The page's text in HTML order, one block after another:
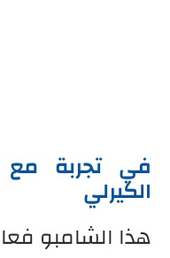
في تجربة مع
الكيرلي
هذا الشامبو